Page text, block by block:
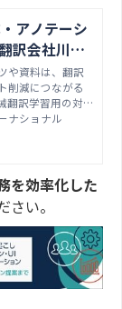
アノテーシ
訳会社川村
ル
や資料は、翻訳
削減につながる
翻訳学習用の対
、用語集を作
び自社ブランド
します。＜お見
ナショナル
を効率化した
い。